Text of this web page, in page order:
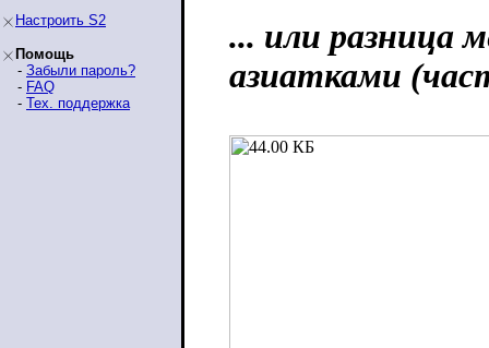
Настроить S2
Помощь
- Забыли пароль?
- FAQ
- Тех. поддержка
... или разница
азиатками